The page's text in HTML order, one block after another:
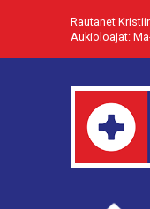
Rautanet
Aukioloajat: